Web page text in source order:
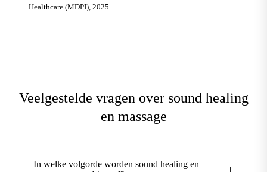
Healthcare (MDPI), 2025
Veelgestelde vragen over sound healing
en massage
In welke volgorde worden sound healing en